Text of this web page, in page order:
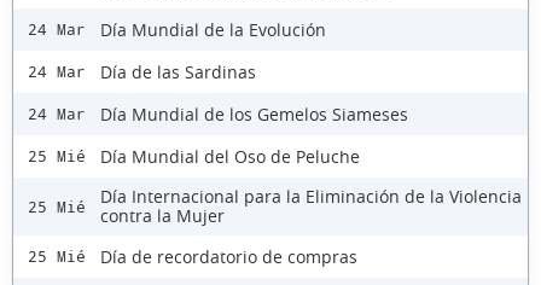
24 Mar Día Mundial de la Evolución
24 Mar Día de las Sardinas
24 Mar Día Mundial de los Gemelos Siameses
25 Mié Día Mundial del Oso de Peluche
25 Mié
Día Internacional para la Eliminación de la Violencia
contra la Mujer
25 Mié Día de recordatorio de compras